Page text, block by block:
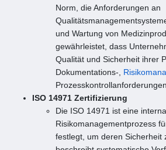
Norm, die Anforderungen an
und Wartung von
gewährleistet, dass
Qualität und Sicherheit ihrer
Dokumentations-,
ISO 14971 Zertifizierung
Die ISO 14971 ist eine
Risikomanagementprozess
festlegt, um deren Sicherheit